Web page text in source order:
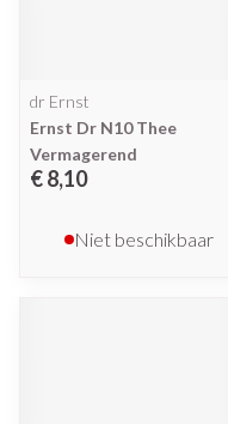
dr Ernst
Ernst Dr N10 Thee
Vermagerend
€ 8,10
Niet beschikbaar